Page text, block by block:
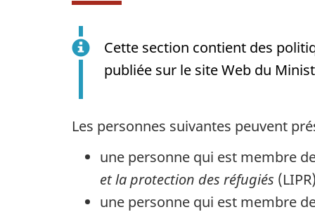
Cette section contient des
publiée sur le site Web du
Les personnes suivantes peuvent
une personne qui est membre
et la protection des réfugiés
une personne qui est membre